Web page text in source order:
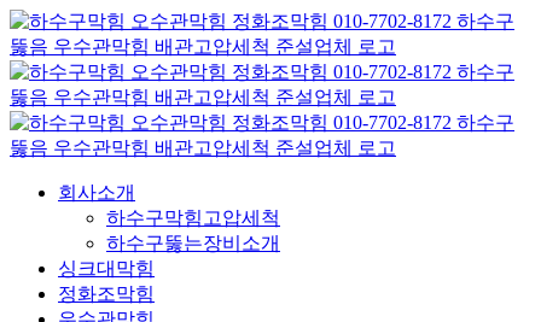
콘
텐
츠
로
건
너
회사소개
하수구막힘고압세척
하수구뚫는장비소개
싱크대막힘
정화조막힘